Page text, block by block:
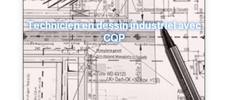
Technicien en dessin industriel avec
CQP